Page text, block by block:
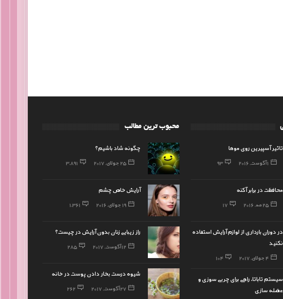
محبوب ترین مطالب
چگونه شاد باشیم؟
25 جولای, 2017 3,891
آرایش خاص چشم
19 جولای, 2016 1,361
راز زیبایی زنان بدون آرایش در چیست؟
12 آگوست, 2017 285
شیوه درست بخار دادن پوست در خانه
27 آگوست, 2017 262
تاثیر آسپیرین روی موها
1 آگوست, 2016 93
محافظت در برابر آکنه
25 مه, 2016 17
در دوران بارداری از لوازم آرایش استفاده
نکنید
4 جولای, 2017 104
سیستم تاباتا، راهی برای چربی سوزی و
عضله سازی